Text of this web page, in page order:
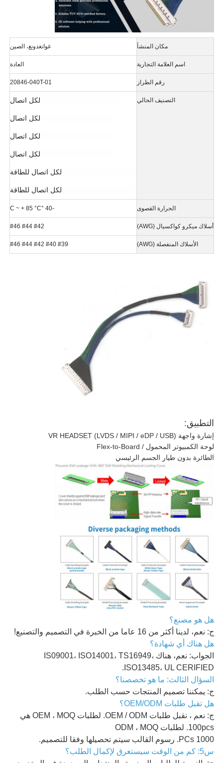
مكان المنشأ غوانغدونغ، الصين
اسم العلامة التجارية العادة
رقم الطراز 20846-040T-01
التصنيف الحالي
الحرارة القصوى -40 °C ~ + 85 °C
أسلاك ميكرو كواكسيال (AWG) #42 #44 #46
الأسلاك المنفصلة (AWG) #39 #40 #42 #44 #46
التطبيق:
إشارة واجهة VR HEADSET (LVDS / MIPI / eDP / USB)
لوحة الكمبيوتر المحمول / Flex-to-Board
الطائرة بدون طيار الجسم الرئيسي
هل هو مصنع؟
ج: نعم، لدينا أكثر من 16 عاما من الخبرة في التصميم والتصنيع!
هل هناك أي شهادة؟
الجواب: نعم، هناك IS09001، ISO14001، TS16949،
ISO13485، UL CERIFIED.
السؤال الثالث: ما هو تخصصنا؟
ج: يمكننا تصميم المنتجات حسب الطلب.
هل تقبل طلبات OEM/ODM؟
ج: نعم ، نقبل طلبات OEM / ODM. لطلبات OEM ، MOQ هي
100pcs. لطلبات ODM ، MOQ
1000 PCs. رسوم القالب سيتم تحصيلها وفقا للتصميم.
س5: كم من الوقت سيستغرق لإكمال الطلب؟